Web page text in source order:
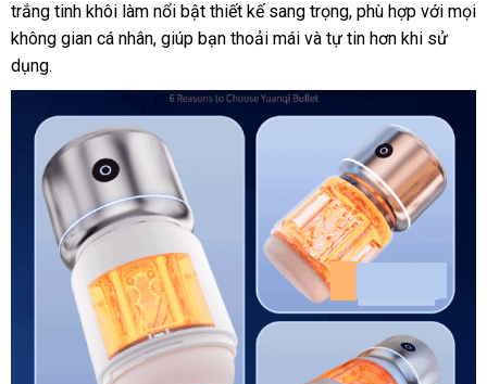
Đầu
S-
Hande
Spirit
Bomb
Kích
Thích
Cực
Mạnh
trắng tinh khôi làm nổi bật thiết kế sang trọng, phù hợp với mọi
không gian cá nhân, giúp bạn thoải mái và tự tin hơn khi sử
dụng.